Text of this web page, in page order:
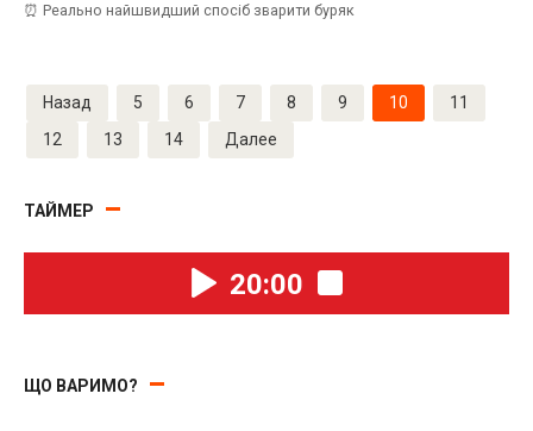
⏰ Реально найшвидший спосіб зварити буряк
Навігація
записах
Назад 5 6 7 8 9 10
11
12
13 14 Далее
ТАЙМЕР
20:00
ЩО ВАРИМО?